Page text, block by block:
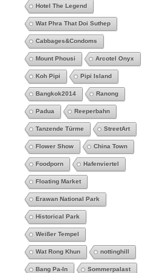
Hotel The Legend
Wat Phra That Doi Suthep
Cabbages&Condoms
Mount Phousi Arcotel Onyx
Koh Pipi Pipi Island
Bangkok2014 Ranong
Padua Reeperbahn
Tanzende Türme StreetArt
Flower Show China Town
Foodporn Hafenviertel
Floating Market
Erawan National Park
Historical Park
Weißer Tempel
Wat Rong Khun nottinghill
Bang Pa-In Sommerpalast